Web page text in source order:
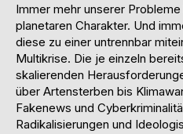
Immer mehr unserer
planetaren Charakter. Und
diese zu einer untrennbar
Multikrise. Die je einzeln
skalierenden
über Artensterben bis
Fakenews und
Radikalisierungen und